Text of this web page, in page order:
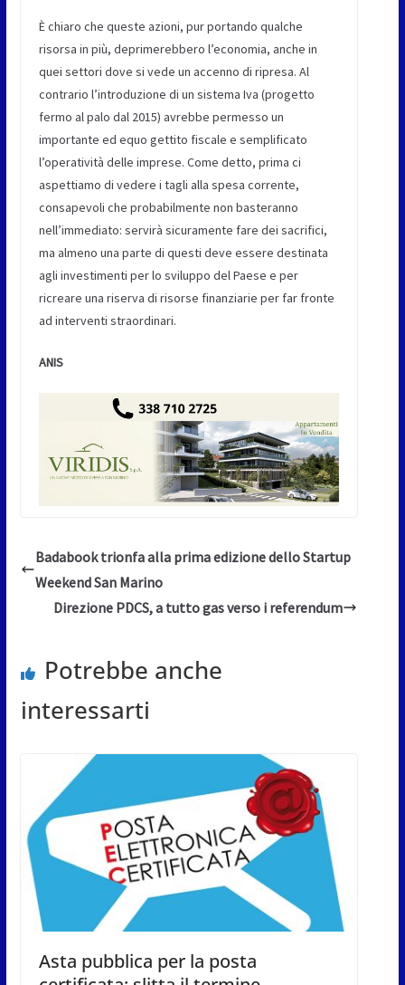
È chiaro che queste azioni, pur portando qualche
risorsa in più, deprimerebbero l’economia, anche in
quei settori dove si vede un accenno di ripresa. Al
contrario l’introduzione di un sistema Iva (progetto
fermo al palo dal 2015) avrebbe permesso un
importante ed equo gettito fiscale e semplificato
l’operatività delle imprese. Come detto, prima ci
aspettiamo di vedere i tagli alla spesa corrente,
consapevoli che probabilmente non basteranno
nell’immediato: servirà sicuramente fare dei sacrifici,
ma almeno una parte di questi deve essere destinata
agli investimenti per lo sviluppo del Paese e per
ricreare una riserva di risorse finanziarie per far fronte
ad interventi straordinari.
ANIS
Badabook trionfa alla prima edizione dello Startup
Weekend San Marino
Direzione PDCS, a tutto gas verso i referendum
Potrebbe anche
interessarti
Asta pubblica per la posta